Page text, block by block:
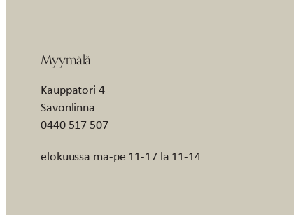
Myymälä
Kauppatori 4
Savonlinna
0440 517 507
elokuussa ma-pe 11-17 la 11-14